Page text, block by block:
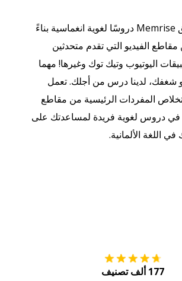
يستحدث تطبيق Memrise دروسًا لغوية انغماسية بناءً
الفيديو التي تقدم متحدثين
اليوتيوب وتيك توك وغيرها! مهما
شغفك، لدينا درس من أجلك. تعمل
المفردات الرئيسية من مقاطع
في دروس لغوية فريدة لمساعدتك على
اللغة الألمانية.
177 ألف تصنيف